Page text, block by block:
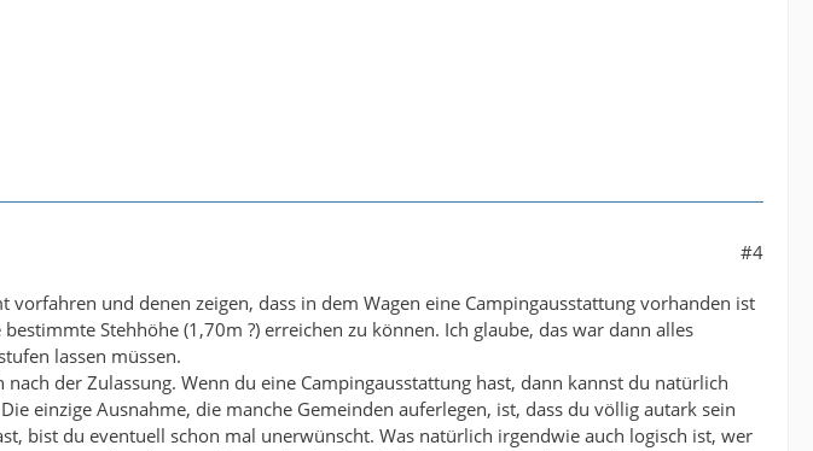
#4
und denen zeigen, dass in dem Wagen eine Campingausstattung vorhanden ist
Stehhöhe (1,70m ?) erreichen zu können. Ich glaube, das war dann alles
lassen müssen.
der Zulassung. Wenn du eine Campingausstattung hast, dann kannst du natürlich
einzige Ausnahme, die manche Gemeinden auferlegen, ist, dass du völlig autark sein
bist du eventuell schon mal unerwünscht. Was natürlich irgendwie auch logisch ist, wer